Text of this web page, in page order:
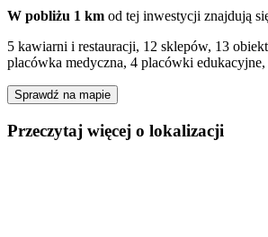
W pobliżu 1 km od tej inwestycji znajdują
5 kawiarni i restauracji, 12 sklepów, 13
placówka medyczna, 4 placówki edukacyjne,
Sprawdź na mapie
Przeczytaj więcej o lokalizacji